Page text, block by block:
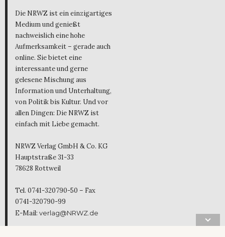
Die NRWZ ist ein einzigartiges
Medium und genießt
nachweislich eine hohe
Aufmerksamkeit – gerade auch
online. Sie bietet eine
interessante und gerne
gelesene Mischung aus
Information und Unterhaltung,
von Politik bis Kultur. Und vor
allen Dingen: Die NRWZ ist
einfach mit Liebe gemacht.
NRWZ Verlag GmbH & Co. KG
Hauptstraße 31-33
78628 Rottweil
Tel. 0741-320790-50 – Fax
0741-320790-99
E-Mail: verlag@NRWZ.de